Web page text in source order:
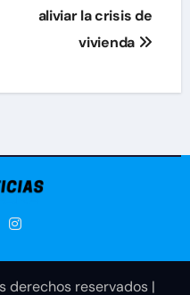
aliviar la crisis de
vivienda
derechos reservados |